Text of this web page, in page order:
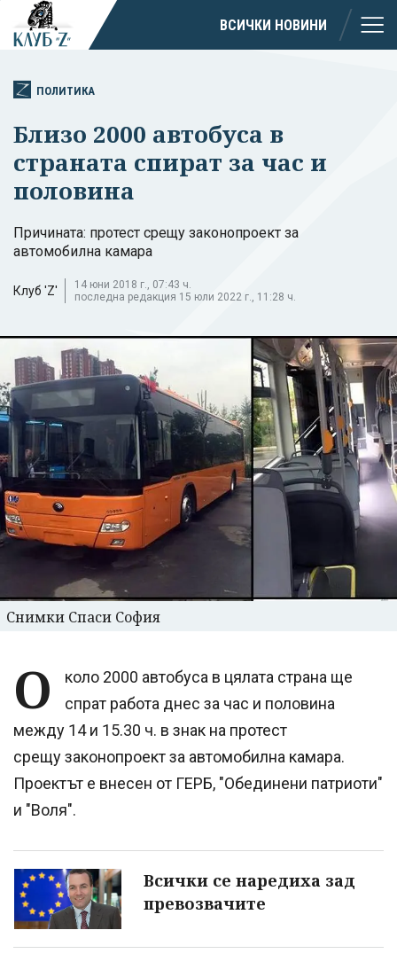
ВСИЧКИ НОВИНИ
ПОЛИТИКА
Близо 2000 автобуса в
страната спират за час и
половина
Причината: протест срещу законопроект за
автомобилна камара
Клуб 'Z'
14 юни 2018 г., 07:43 ч.
последна редакция 15 юли 2022 г., 11:28 ч.
Снимки Спаси София
О
коло 2000 автобуса в цялата страна ще
спрат работа днес за час и половина
между 14 и 15.30 ч. в знак на протест
срещу законопроект за автомобилна камара.
Проектът е внесен от ГЕРБ, "Обединени патриоти"
и "Воля".
Всички се наредиха зад
превозвачите